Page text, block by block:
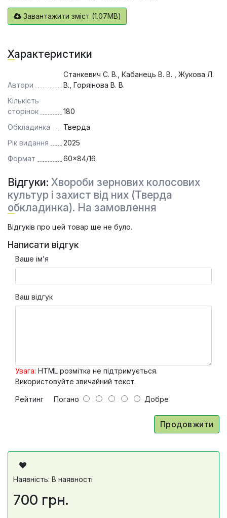
Завантажити зміст (1.07MB)
Характеристики
Автори
Станкевич С. В., Кабанець В. В. , Жукова Л.
В., Горяінова В. В.
Кількість
сторінок
180
Обкладинка
Тверда
Рік видання
2025
Формат
60×84/16
Відгуки: Хвороби зернових колосових
культур і захист від них (Тверда
обкладинка). На замовлення
Відгуків про цей товар ще не було.
Написати відгук
Ваше ім’я
Ваш відгук
Увага: HTML розмітка не підтримується.
Використовуйте звичайний текст.
Рейтинг Погано Добре
Продовжити
Наявність: В наявності
700 грн.